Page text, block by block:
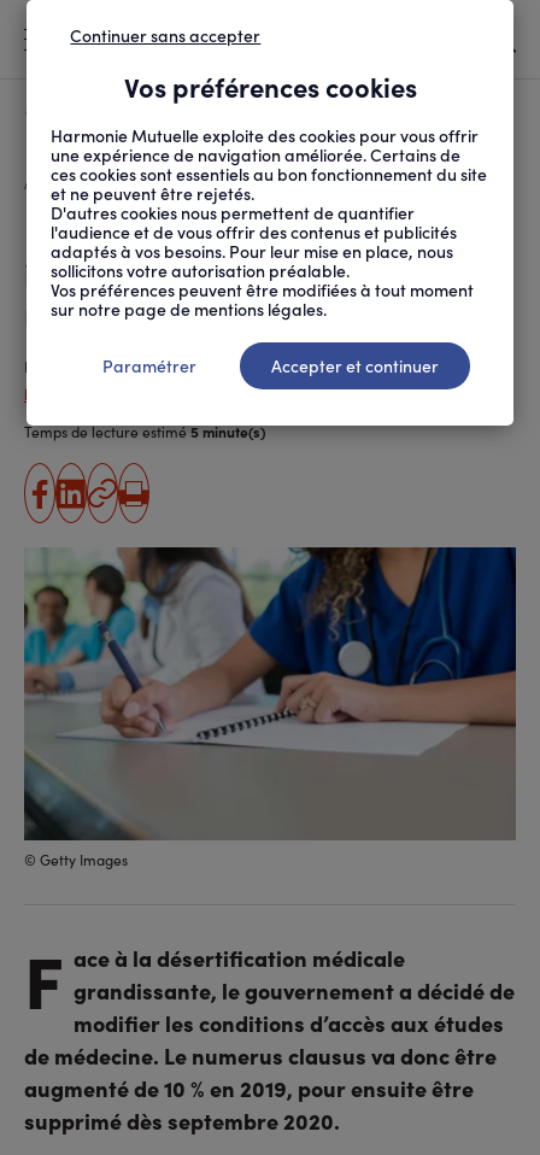
D'ARIANE
ACCUEIL SANTÉ ET SOINS ACCÈS AUX SOINS FIN DU NUMERUS CLAUS...
Fin du numerus clausus : quel
impact sur les déserts
médicaux ?
Publié le 05.09.2019
Paola Da Silva
Temps de lecture estimé5 minute(s)
partager
sur
facebook
partager
linkedin
Copier
l'URL
Imprimer
© Getty Images
F ace à la désertification médicale
grandissante, le gouvernement a décidé de
modifier les conditions d’accès aux études
de médecine. Le numerus clausus va donc être
augmenté de 10 % en 2019, pour ensuite être
supprimé dès septembre 2020.
Vos préférences cookies
Harmonie Mutuelle exploite des cookies pour vous offrir
une expérience de navigation améliorée. Certains de
ces cookies sont essentiels au bon fonctionnement du site
et ne peuvent être rejetés.
D'autres cookies nous permettent de quantifier
l'audience et de vous offrir des contenus et publicités
adaptés à vos besoins. Pour leur mise en place, nous
sollicitons votre autorisation préalable.
Vos préférences peuvent être modifiées à tout moment
sur notre page de mentions légales.
Continuer sans accepter
Paramétrer Accepter et continuer